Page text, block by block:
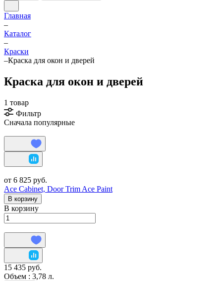
Главная
–
Каталог
–
Краски
–Краска для окон и дверей
Краска для окон и дверей
1 товар
Фильтр
Сначала популярные
от 6 825 руб.
Ace Cabinet, Door Trim Ace Paint
В корзину
В корзину
15 435 руб.
Объем : 3,78 л.